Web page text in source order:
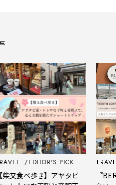
EDITOR'S PICK
柴又食べ歩き】アヤタビ
『